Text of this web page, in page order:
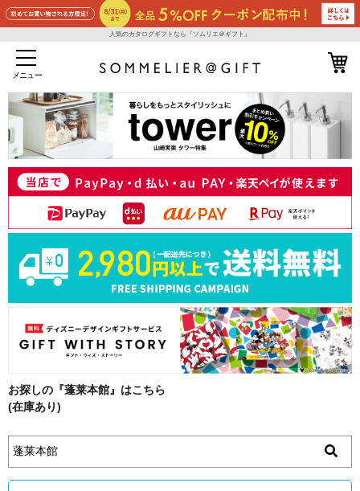
人気のカタログギフトなら『ソムリエ＠ギフト』
メニュー
お探しの『蓬莱本館』はこちら
(在庫あり)